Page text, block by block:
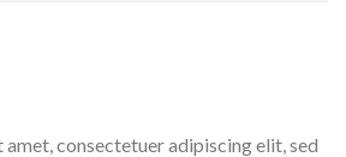
consectetuer adipiscing elit, sed